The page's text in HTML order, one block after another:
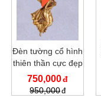
Đèn tường cổ hình
thiên thần cực đẹp
750,000
950,000